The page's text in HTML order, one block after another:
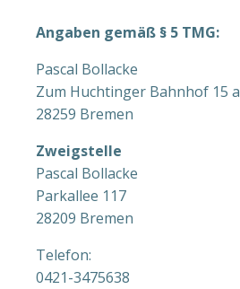
Angaben gemäß § 5 TMG:
Pascal Bollacke
Zum Huchtinger Bahnhof 15 a
28259 Bremen
Zweigstelle
Pascal Bollacke
Parkallee 117
28209 Bremen
Telefon:
0421-3475638